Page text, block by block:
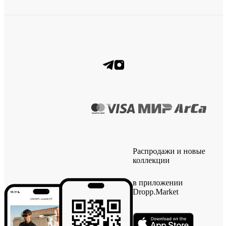
Распродажи и новые
коллекции
в приложении
Dropp.Market